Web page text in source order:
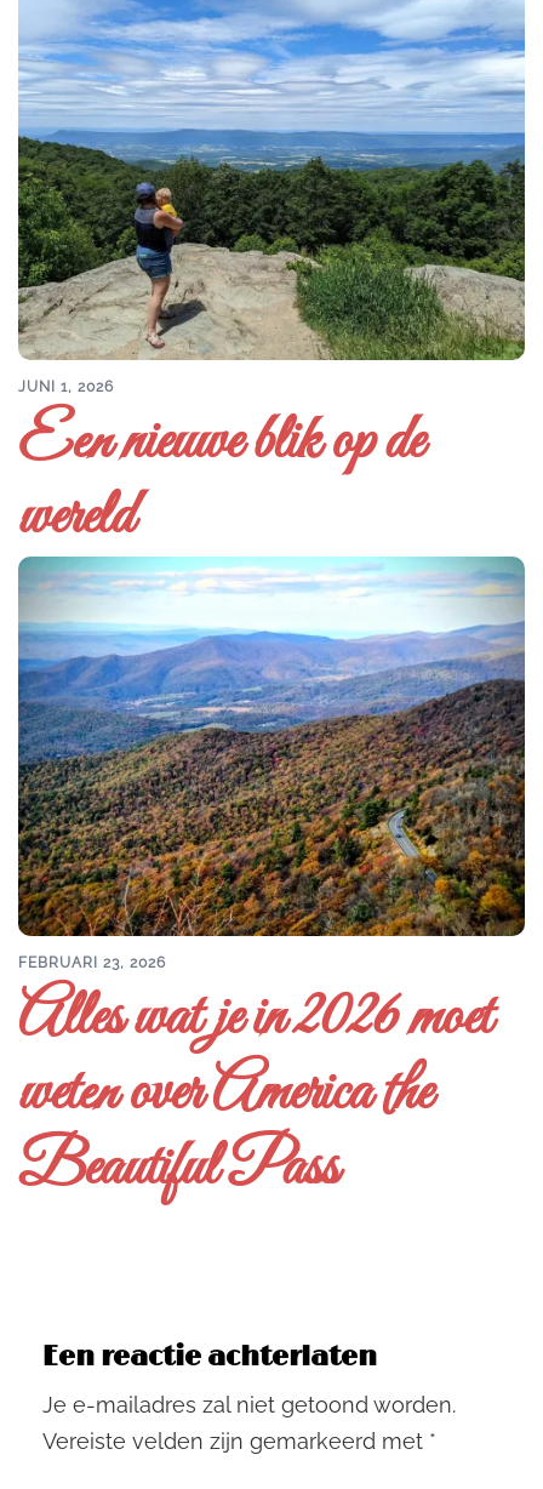
JUNI 1, 2026
Een nieuwe blik op de
wereld
FEBRUARI 23, 2026
Alles wat je in 2026 moet
weten over America the
Beautiful Pass
Een reactie achterlaten
Je e-mailadres zal niet getoond worden.
Vereiste velden zijn gemarkeerd met *